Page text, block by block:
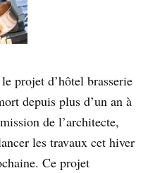
projet d’hôtel brasserie
depuis plus d’un an à
de l’architecte,
les travaux cet hiver
Ce projet